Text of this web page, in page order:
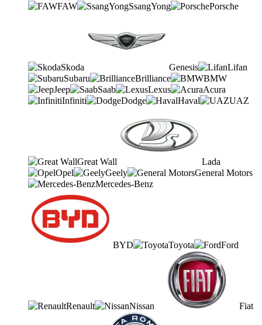
FAW SsangYong Porsche
Skoda Genesis
Lifan
Subaru
Brilliance
BMW
Jeep
Saab Lexus
Acura
Infiniti
Dodge Haval UAZ
Great Wall
Lada
Opel
Geely
General Motors
Mercedes-Benz
BYD Toyota Ford
Renault Nissan Fiat